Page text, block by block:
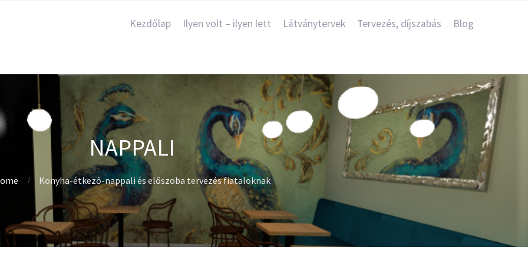
Kezdőlap Ilyen volt – ilyen lett Látványtervek Tervezés, díjszabás Blog
NAPPALI
Konyha-étkező-nappali és előszoba tervezés fiataloknak